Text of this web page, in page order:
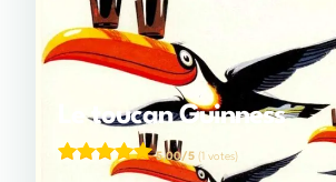
Le toucan Guinness
5,00/5 (1 votes)